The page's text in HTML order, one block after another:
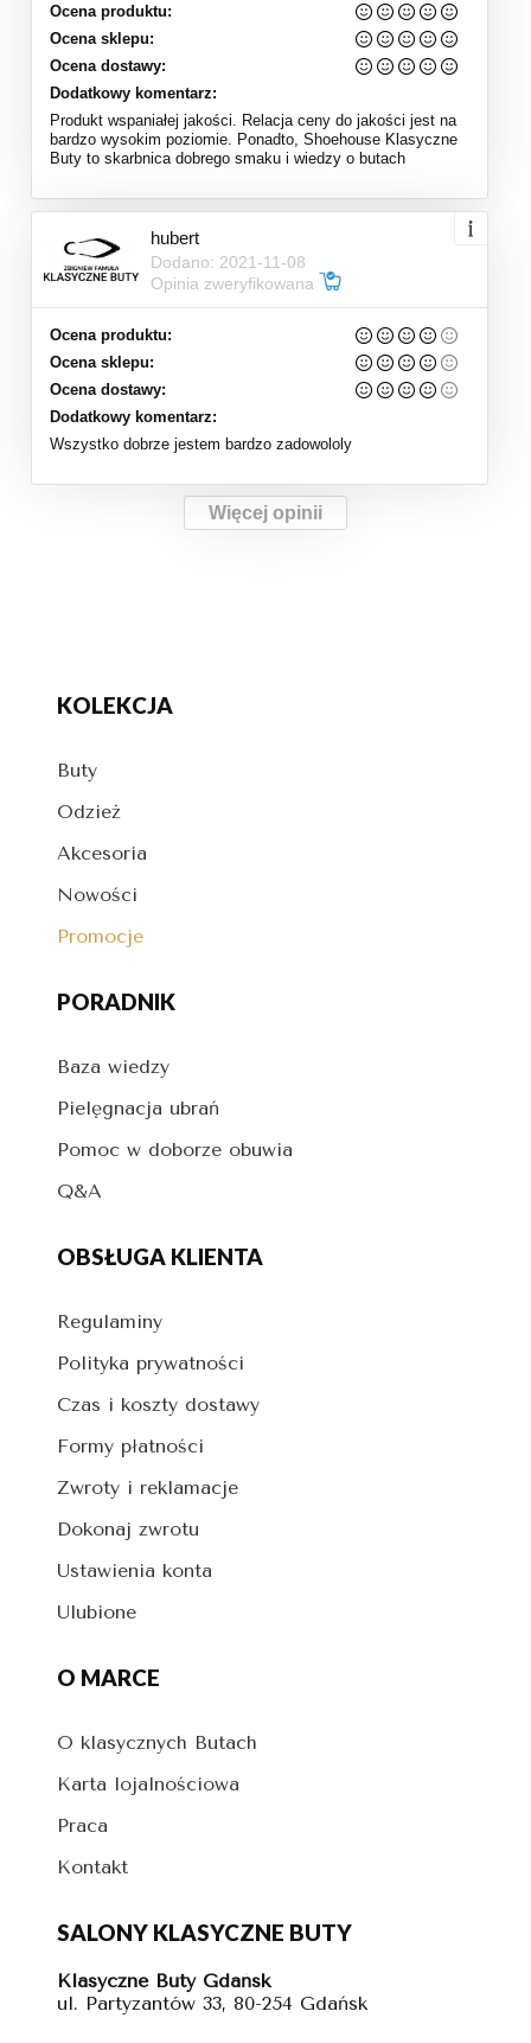
Ocena produktu:
Ocena sklepu:
Ocena dostawy:
Dodatkowy komentarz:
Produkt wspaniałej jakości. Relacja ceny do jakości jest na
bardzo wysokim poziomie. Ponadto, Shoehouse Klasyczne
Buty to skarbnica dobrego smaku i wiedzy o butach
hubert
Dodano: 2021-11-08
Opinia zweryfikowana
Ocena produktu:
Ocena sklepu:
Ocena dostawy:
Dodatkowy komentarz:
Wszystko dobrze jestem bardzo zadowololy
Więcej opinii
KOLEKCJA
Buty
Odzież
Akcesoria
Nowości
Promocje
PORADNIK
Baza wiedzy
Pielęgnacja ubrań
Pomoc w doborze obuwia
Q&A
OBSŁUGA KLIENTA
Regulaminy
Polityka prywatności
Czas i koszty dostawy
Formy płatności
Zwroty i reklamacje
Dokonaj zwrotu
Ustawienia konta
Ulubione
O MARCE
O klasycznych Butach
Karta lojalnościowa
Praca
Kontakt
SALONY KLASYCZNE BUTY
Klasyczne Buty Gdańsk
ul. Partyzantów 33, 80-254 Gdańsk